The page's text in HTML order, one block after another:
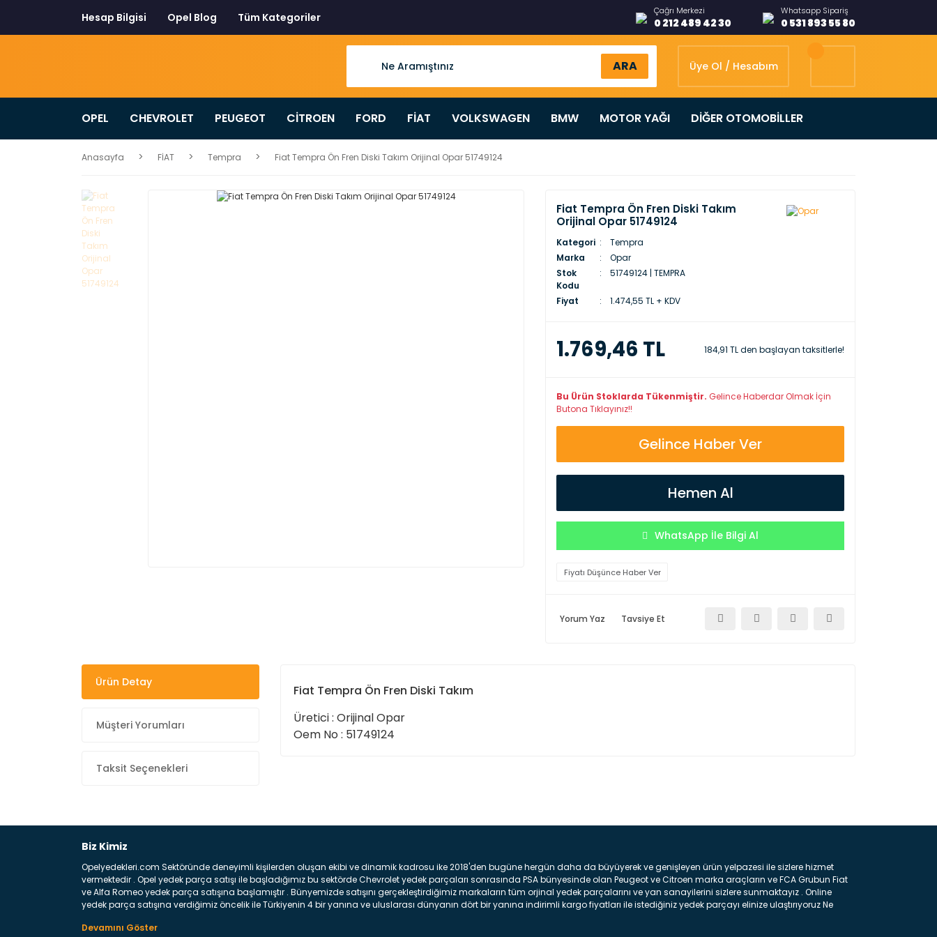
Hesap Bilgisi Opel Blog Tüm Kategoriler Çağrı Merkezi
0 212 489 42 30
Whatsapp Sipariş
0 531 893 55 80
ARA Üye Ol / Hesabım
OPEL CHEVROLET PEUGEOT CİTROEN FORD FİAT VOLKSWAGEN BMW MOTOR YAĞI DİĞER OTOMOBİLLER
Anasayfa FİAT Tempra Fiat Tempra Ön Fren Diski Takım Orijinal Opar 51749124
Fiat Tempra Ön Fren Diski Takım
Orijinal Opar 51749124
Kategori
Tempra
Marka
Opar
Stok
Kodu
51749124 | TEMPRA
Fiyat 1.474,55 TL + KDV
1.769,46 TL 184,91 TL den başlayan taksitlerle!
Bu Ürün Stoklarda Tükenmiştir. Gelince Haberdar Olmak İçin
Butona Tıklayınız!!
Gelince Haber Ver
Hemen Al
WhatsApp İle Bilgi Al
Fiyatı Düşünce Haber Ver
Yorum Yaz Tavsiye Et
Ürün Detay
Müşteri Yorumları
Taksit Seçenekleri
Fiat Tempra Ön Fren Diski Takım
Üretici : Orijinal Opar
Oem No : 51749124
Biz Kimiz
Opelyedekleri.com Sektöründe deneyimli kişilerden oluşan ekibi ve dinamik kadrosu ike 2018'den bugüne hergün daha da büyüyerek ve genişleyen ürün yelpazesi ile sizlere hizmet
vermektedir . Opel yedek parça satışı ile başladığımız bu sektörde Chevrolet yedek parçaları sonrasında PSA bünyesinde olan Peugeot ve Citroen marka araçların ve FCA Grubun Fiat
ve Alfa Romeo yedek parça satışına başlamıştır . Bünyemizde satışını gerçekleştirdiğimiz markaların tüm orjinal yedek parçalarını ve yan sanayilerini sizlere sunmaktayız . Online
yedek parça satışına verdiğimiz öncelik ile Türkiyenin 4 bir yanına ve uluslarası dünyanın dört bir yanına indirimli kargo fiyatları ile istediğiniz yedek parçayı elinize ulaştırıyoruz Ne
belirttiğimiz parçalar sizlere fikir sağlayacaktır. Ön Tampon : Aracınızın ön kısmında bulunan plastik darbe emici amacı ile yapılmış olan kaporta aksam parçasıdır. Çamurluk :